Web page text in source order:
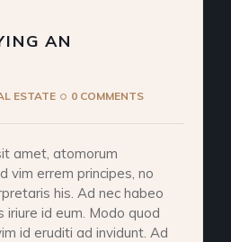
AN
ESTATE 0 COMMENTS
amet, atomorum
vim errem principes, no
his. Ad nec habeo
iriure id eum. Modo quod
id eruditi ad invidunt. Ad